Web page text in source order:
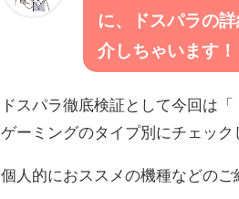
に、ドスパラの
介しちゃいます！
ドスパラ徹底検証として今回は
ゲーミングのタイプ別にチェック
個人的におススメの機種などのご